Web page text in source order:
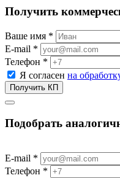
Получить
Ваше имя *
E-mail *
Телефон *
Я согласен на
Подобрать
E-mail *
Телефон *